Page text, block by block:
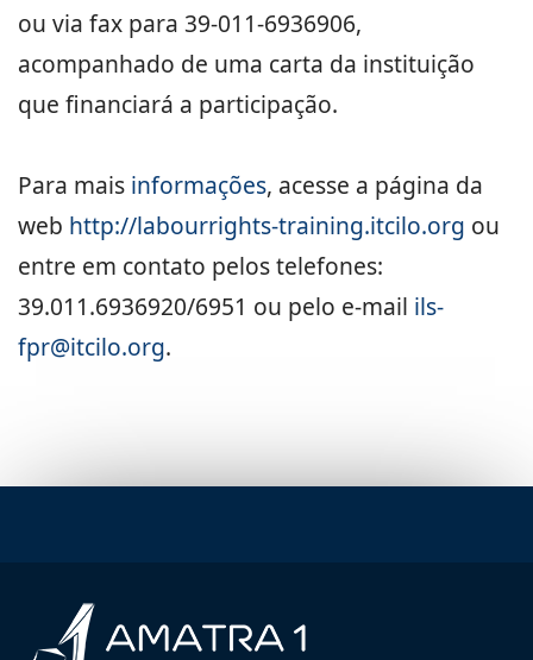
ou via fax para 39-011-6936906,
acompanhado de uma carta da instituição
que financiará a participação.
Para mais informações, acesse a página da
web http://labourrights-training.itcilo.org ou
entre em contato pelos telefones:
39.011.6936920/6951 ou pelo e-mail ils-
fpr@itcilo.org.